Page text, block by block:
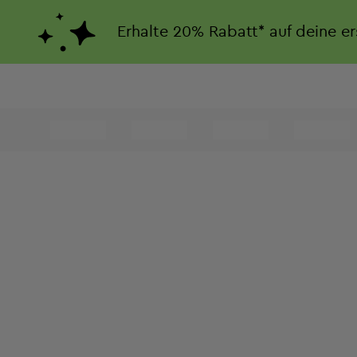
Erhalte 20% Rabatt* auf deine